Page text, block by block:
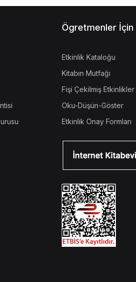
Ögretmenler İçin
Etkinlik Kataloğu
Kitabın Mutfağı
Fişi Çekilmiş Etkinlikler
Oku-Düşün-Göster
Etkinlik Onay Formları